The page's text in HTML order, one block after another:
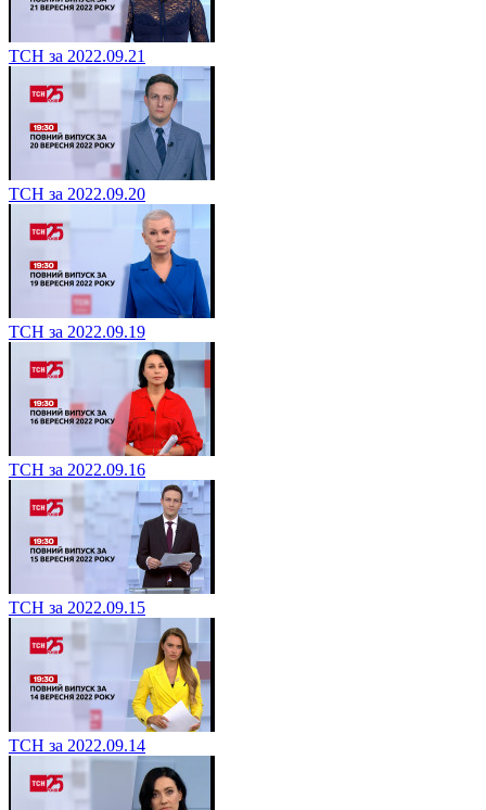
ТСН за 2022.09.21
ТСН за 2022.09.20
ТСН за 2022.09.19
ТСН за 2022.09.16
ТСН за 2022.09.15
ТСН за 2022.09.14